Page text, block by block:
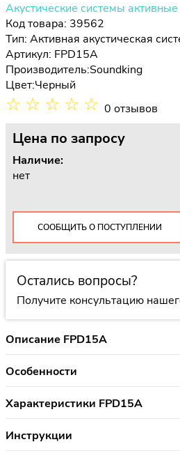
Акустические системы активные
Код товара: 39562
Тип: Активная акустическая
Артикул: FPD15A
Производитель:Soundking
Цвет:Черный
☆ ☆ ☆ ☆ ☆ 0 отзывов
Цена по запросу
Наличие:
нет
СООБЩИТЬ О ПОСТУПЛЕНИИ
Остались вопросы?
Получите консультацию
Описание FPD15A
Особенности
Характеристики FPD15A
Инструкции